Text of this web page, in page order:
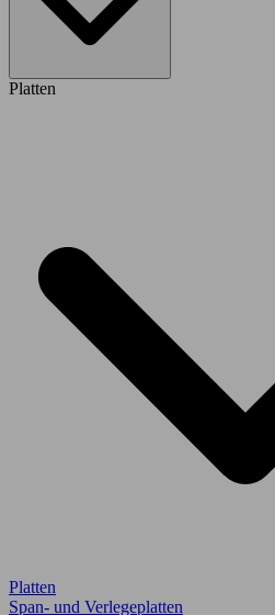
Platten
Platten
Span- und Verlegeplatten